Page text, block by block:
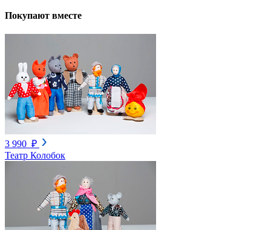
Покупают вместе
3 990 ₽
Театр Колобок